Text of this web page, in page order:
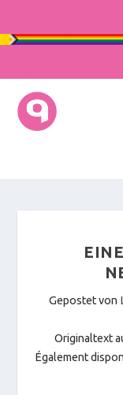
Gepostet von
Originaltext
Également